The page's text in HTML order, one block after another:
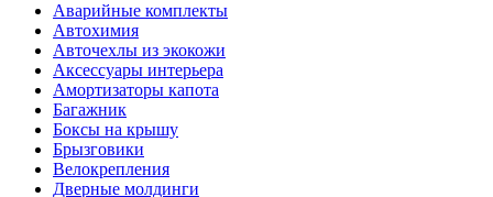
Аварийные комплекты
Автохимия
Авточехлы из экокожи
Аксессуары интерьера
Амортизаторы капота
Багажник
Боксы на крышу
Брызговики
Велокрепления
Дверные молдинги